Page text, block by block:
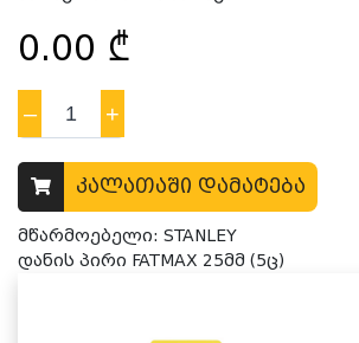
0.00 ₾
– 1 +
კალათაში დამატება
მწარმოებელი: STANLEY
დანის პირი FATMAX 25მმ (5ც)